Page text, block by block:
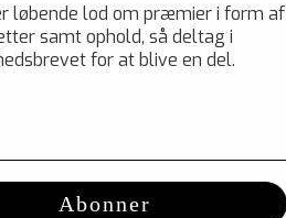
løbende lod om præmier i form af
samt ophold, så deltag i
for at blive en del.
Abonner